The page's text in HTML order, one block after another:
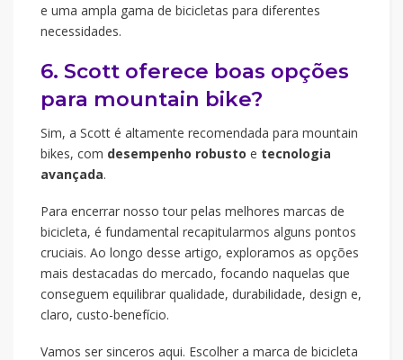
e uma ampla gama de bicicletas para diferentes
necessidades.
6. Scott oferece boas opções
para mountain bike?
Sim, a Scott é altamente recomendada para mountain
bikes, com desempenho robusto e tecnologia
avançada.
Para encerrar nosso tour pelas melhores marcas de
bicicleta, é fundamental recapitularmos alguns pontos
cruciais. Ao longo desse artigo, exploramos as opções
mais destacadas do mercado, focando naquelas que
conseguem equilibrar qualidade, durabilidade, design e,
claro, custo-benefício.
Vamos ser sinceros aqui. Escolher a marca de bicicleta